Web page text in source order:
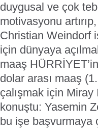
duygusal ve çok
motivasyonu
Christian Weindorf
için dünyaya
maaş
dolar arası maaş
çalışmak için
konuştu: Yasemin
bu işe başvurmaya